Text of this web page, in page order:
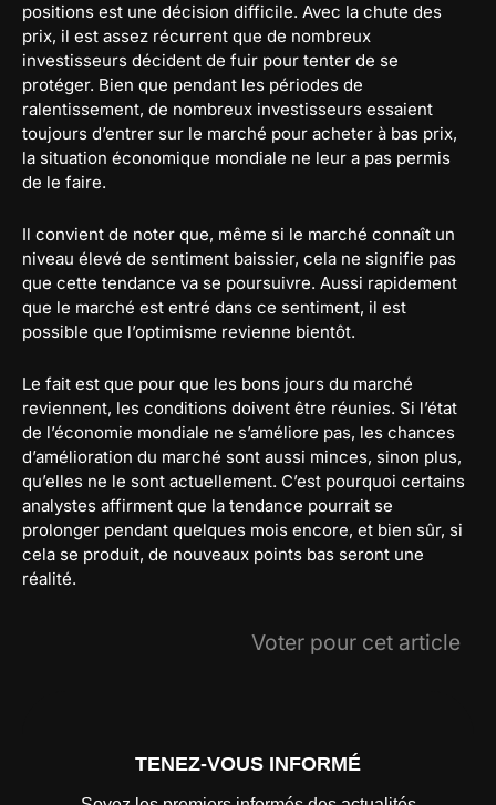
positions est une décision difficile. Avec la chute des
prix, il est assez récurrent que de nombreux
investisseurs décident de fuir pour tenter de se
protéger. Bien que pendant les périodes de
ralentissement, de nombreux investisseurs essaient
toujours d’entrer sur le marché pour acheter à bas prix,
la situation économique mondiale ne leur a pas permis
de le faire.
Il convient de noter que, même si le marché connaît un
niveau élevé de sentiment baissier, cela ne signifie pas
que cette tendance va se poursuivre. Aussi rapidement
que le marché est entré dans ce sentiment, il est
possible que l’optimisme revienne bientôt.
Le fait est que pour que les bons jours du marché
reviennent, les conditions doivent être réunies. Si l’état
de l’économie mondiale ne s’améliore pas, les chances
d’amélioration du marché sont aussi minces, sinon plus,
qu’elles ne le sont actuellement. C’est pourquoi certains
analystes affirment que la tendance pourrait se
prolonger pendant quelques mois encore, et bien sûr, si
cela se produit, de nouveaux points bas seront une
réalité.
Voter pour cet article
TENEZ-VOUS INFORMÉ